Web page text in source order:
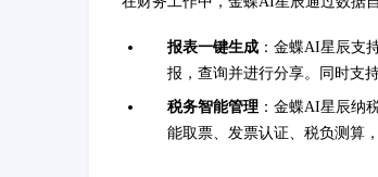
报表一键生成 ：金蝶AI星辰支
报，查询并进行分享。同时支
税务智能管理 ：金蝶AI星辰纳
能取票、发票认证、税负测算